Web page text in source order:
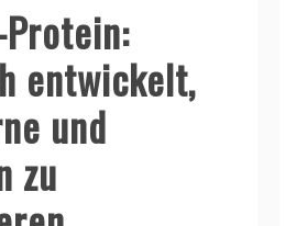
entwickelt,
und
zu